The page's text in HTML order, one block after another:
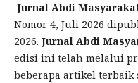
Jurnal Abdi
Nomor 4, Juli 2026
2026. Jurnal Abdi
edisi ini telah melalui
beberapa artikel terbaik